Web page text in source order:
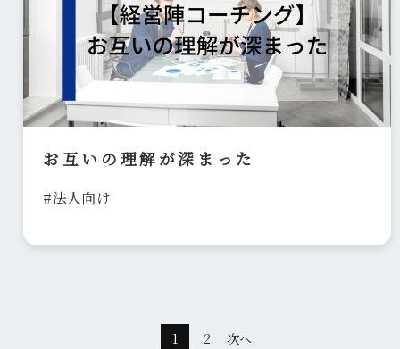
お互いの理解が深まった
#法人向け
1 2 次へ